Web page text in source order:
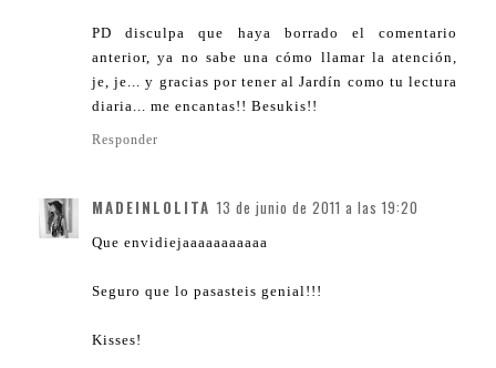
PD disculpa que haya borrado el comentario
anterior, ya no sabe una cómo llamar la atención,
je, je... y gracias por tener al Jardín como tu lectura
diaria... me encantas!! Besukis!!
Responder
MADEINLOLITA 13 de junio de 2011 a las 19:20
Que envidiejaaaaaaaaaaa
Seguro que lo pasasteis genial!!!
Kisses!